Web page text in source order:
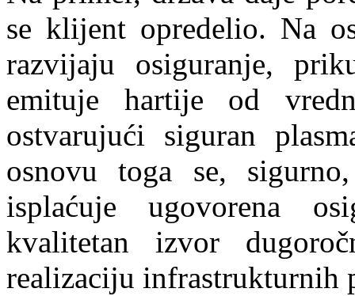
se klijent opredelio. Na
razvijaju osiguranje,
emituje hartije od
ostvarujući siguran
osnovu toga se,
isplaćuje ugovorena
kvalitetan izvor
realizaciju infrastrukturnih